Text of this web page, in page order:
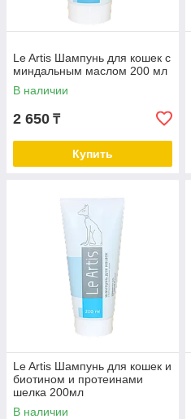
Le Artis Шампунь для кошек с
миндальным маслом 200 мл
В наличии
2 650 ₸
Купить
Le Artis Шампунь для кошек и
биотином и протеинами
шелка 200мл
В наличии